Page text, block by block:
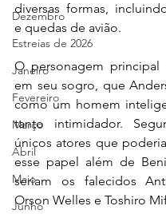
Dezembro
Estreias de 2026
Janeiro
Fevereiro
Março
Abril
Maio
Junho
diversas formas,
e quedas de avião.
O personagem principal
em seu sogro, que
como um homem
tanto intimidador.
únicos atores que
esse papel além de
seriam os falecidos
Orson Welles e Toshiro